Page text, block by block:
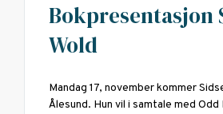
Bokpresentasjon
Wold
Mandag 17, november kommer
Ålesund. Hun vil i samtale med Odd